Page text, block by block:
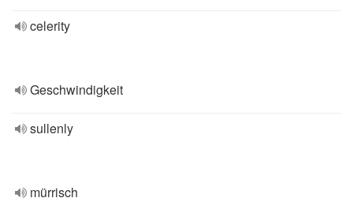
celerity
Geschwindigkeit
sullenly
mürrisch